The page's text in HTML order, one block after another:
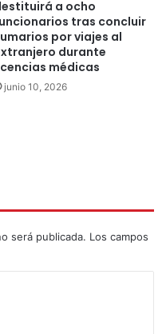
que permite una
cada fardo y, en casos
es entregado de manera
deben tener una
de 3 animales y no
de lunes a
a ocho
tras concluir
por viajes al
durante
médicas
junio 10, 2026
será publicada. Los campos